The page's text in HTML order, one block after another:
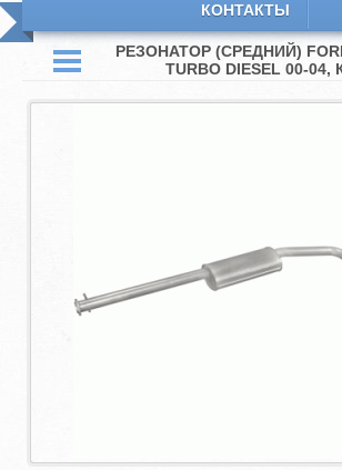
КОНТАКТЫ
РЕЗОНАТОР (СРЕДНИЙ)
TURBO DIESEL 00-04,